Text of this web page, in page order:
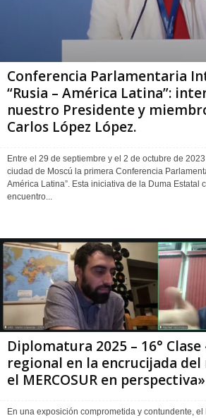
Conferencia Parlamentaria
“Rusia – América Latina”:
nuestro Presidente y
Carlos López López.
Entre el 29 de septiembre y el 2 de octubre de
ciudad de Moscú la primera Conferencia
América Latina”. Esta iniciativa de la Duma Estatal
encuentro...
Diplomatura 2025 – 16°
regional en la encrucijada
el MERCOSUR en perspectiva»
En una exposición comprometida y contundente,